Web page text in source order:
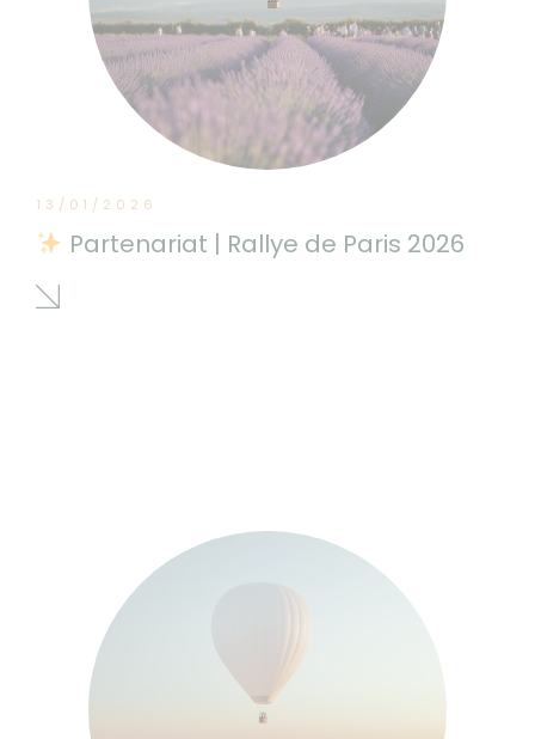
13/01/2026
Partenariat | Rallye de Paris 2026